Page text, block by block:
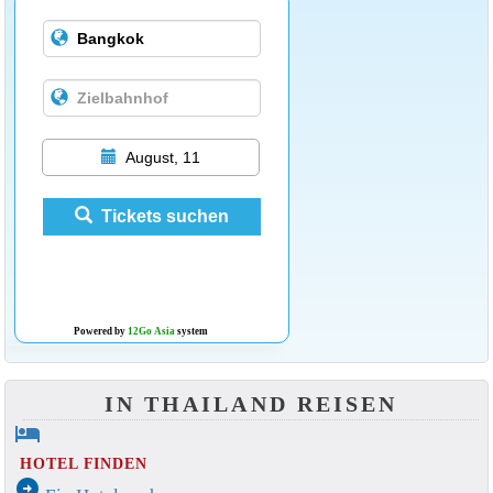
August, 11
Tickets suchen
Powered by 12Go Asiasystem
IN THAILAND REISEN
hotel
HOTEL FINDEN